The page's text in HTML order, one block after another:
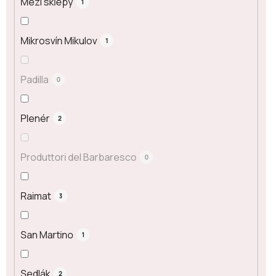
1
Mikrosvín Mikulov 1
Padilla 0
Plenér 2
Produttori del Barbaresco 0
Raimat 3
San Martino 1
Sedlák 2